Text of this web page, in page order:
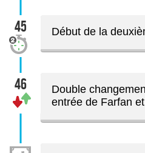
45 Début de la
46
Double
entrée de Farfan